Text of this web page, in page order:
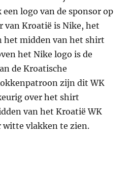
logo van de sponsor op
van Kroatië is Nike, het
het midden van het shirt
het Nike logo is de
de Kroatische
zijn dit WK
over het shirt
van het Kroatië WK
vlakken te zien.